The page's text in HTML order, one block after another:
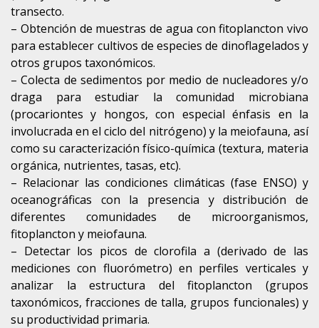
transecto.
– Obtención de muestras de agua con fitoplancton vivo
para establecer cultivos de especies de dinoflagelados y
otros grupos taxonómicos.
– Colecta de sedimentos por medio de nucleadores y/o
draga para estudiar la comunidad microbiana
(procariontes y hongos, con especial énfasis en la
involucrada en el ciclo del nitrógeno) y la meiofauna, así
como su caracterización físico-química (textura, materia
orgánica, nutrientes, tasas, etc).
– Relacionar las condiciones climáticas (fase ENSO) y
oceanográficas con la presencia y distribución de
diferentes comunidades de microorganismos,
fitoplancton y meiofauna.
– Detectar los picos de clorofila a (derivado de las
mediciones con fluorómetro) en perfiles verticales y
analizar la estructura del fitoplancton (grupos
taxonómicos, fracciones de talla, grupos funcionales) y
su productividad primaria.